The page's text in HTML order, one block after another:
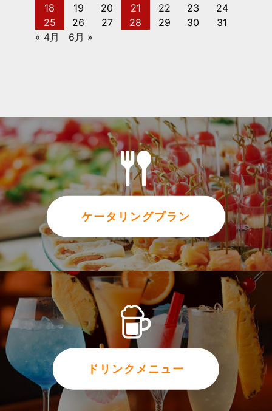
18
19 20 21 22 23
24
25
26 27 28 29 30
31
« 4月
6月 »
ケータリングプラン
ドリンクメニュー